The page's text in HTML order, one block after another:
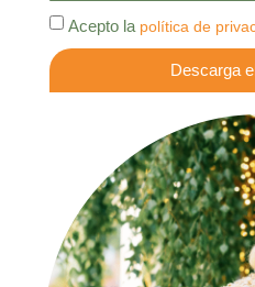
Acepto la política de
Descarga